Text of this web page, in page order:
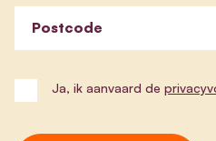
Postcode
Ja, ik aanvaard de